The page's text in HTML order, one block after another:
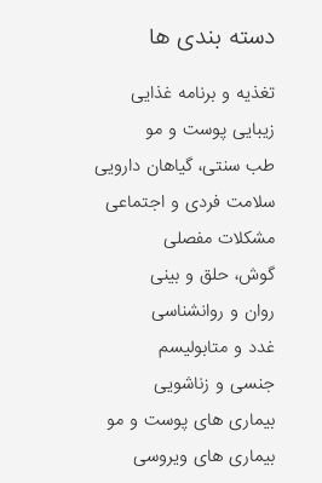
دسته بندی ها
تغذیه و برنامه غذایی
زیبایی پوست و مو
طب سنتی، گیاهان دارویی
سلامت فردی و اجتماعی
مشکلات مفصلی
گوش، حلق و بینی
روان و روانشناسی
غدد و متابولیسم
جنسی و زناشویی
بیماری های پوست و مو
بیماری های ویروسی